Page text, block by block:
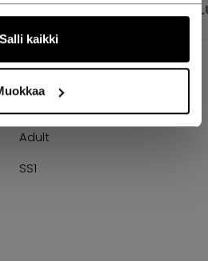
Salli kaikki
TIEDOT
Adult
SS1